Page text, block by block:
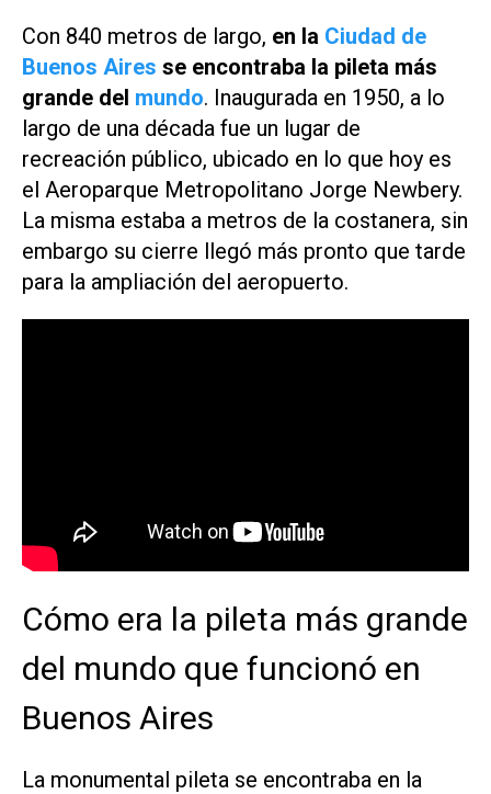
Con 840 metros de largo, en la Ciudad de
Buenos Aires se encontraba la pileta más
grande del mundo. Inaugurada en 1950, a lo
largo de una década fue un lugar de
recreación público, ubicado en lo que hoy es
el Aeroparque Metropolitano Jorge Newbery.
La misma estaba a metros de la costanera, sin
embargo su cierre llegó más pronto que tarde
para la ampliación del aeropuerto.
Cómo era la pileta más grande
del mundo que funcionó en
Buenos Aires
La monumental pileta se encontraba en la